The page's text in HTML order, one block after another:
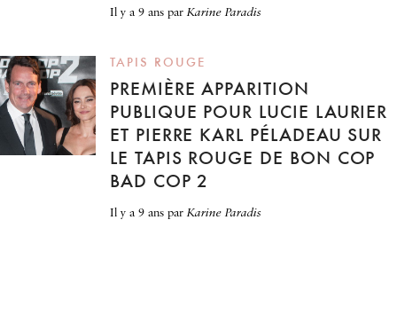
il y a 9 ans par Karine Paradis
TAPIS ROUGE
PREMIÈRE APPARITION
PUBLIQUE POUR LUCIE LAURIER
ET PIERRE KARL PÉLADEAU SUR
LE TAPIS ROUGE DE BON COP
BAD COP 2
il y a 9 ans par Karine Paradis